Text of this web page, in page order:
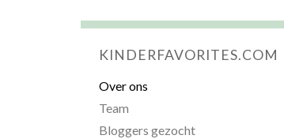
KINDERFAVORITES.COM
Over ons
Team
Bloggers gezocht